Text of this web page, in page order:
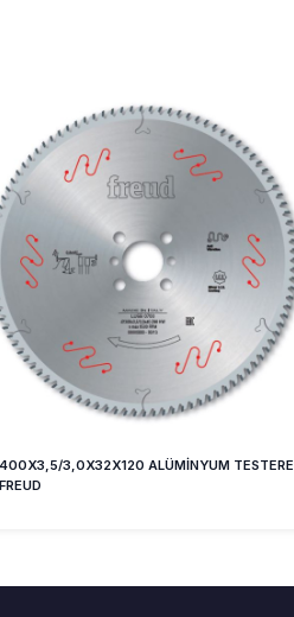
400X3,5/3,0X32X120 ALÜMİNYUM TESTERE
FREUD